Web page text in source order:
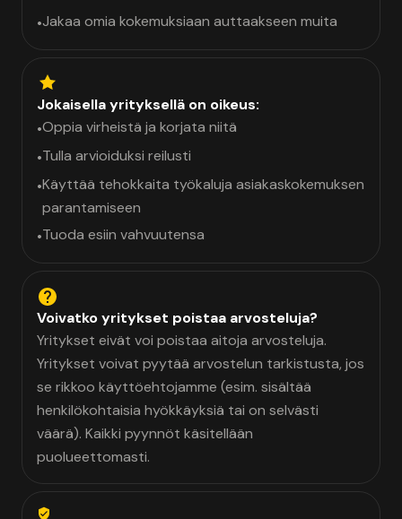
•Jakaa omia kokemuksiaan auttaakseen muita
Jokaisella yrityksellä on oikeus:
•Oppia virheistä ja korjata niitä
•Tulla arvioiduksi reilusti
•Käyttää tehokkaita työkaluja asiakaskokemuksen
parantamiseen
•Tuoda esiin vahvuutensa
Voivatko yritykset poistaa arvosteluja?
Yritykset eivät voi poistaa aitoja arvosteluja.
Yritykset voivat pyytää arvostelun tarkistusta, jos
se rikkoo käyttöehtojamme (esim. sisältää
henkilökohtaisia hyökkäyksiä tai on selvästi
väärä). Kaikki pyynnöt käsitellään
puolueettomasti.